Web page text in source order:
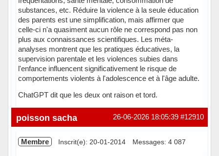
substances, etc. Réduire la violence à la seule éducation
des parents est une simplification, mais affirmer que
celle-ci n'a quasiment aucun rôle ne correspond pas non
plus aux connaissances scientifiques. Les méta-
analyses montrent que les pratiques éducatives, la
supervision parentale et les violences subies dans
l'enfance influencent significativement le risque de
comportements violents à l'adolescence et à l'âge adulte.
ChatGPT dit que les deux ont raison et tord.
Hors ligne #12910
26-06-2026 18:05:39
poisson sacha
Membre Inscrit(e): 20-01-2014 Messages: 4 087